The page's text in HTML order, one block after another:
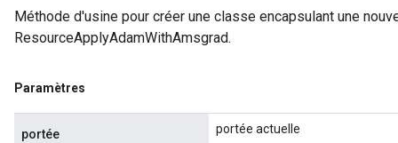
Méthode d'usine pour créer une classe encapsulant une
ResourceApplyAdamWithAmsgrad.
Paramètres
portée portée actuelle